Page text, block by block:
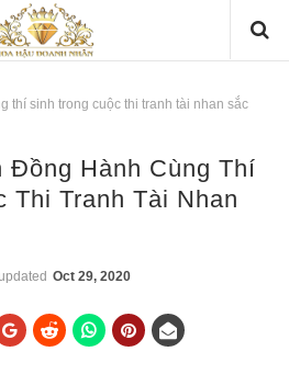
thí sinh trong cuộc thi tranh tài nhan sắc
Đồng Hành Cùng Thí
Thi Tranh Tài Nhan
Oct 29, 2020